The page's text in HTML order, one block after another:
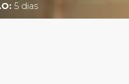
5 dias